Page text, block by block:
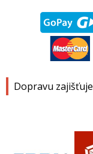
Dopravu zajišťuje